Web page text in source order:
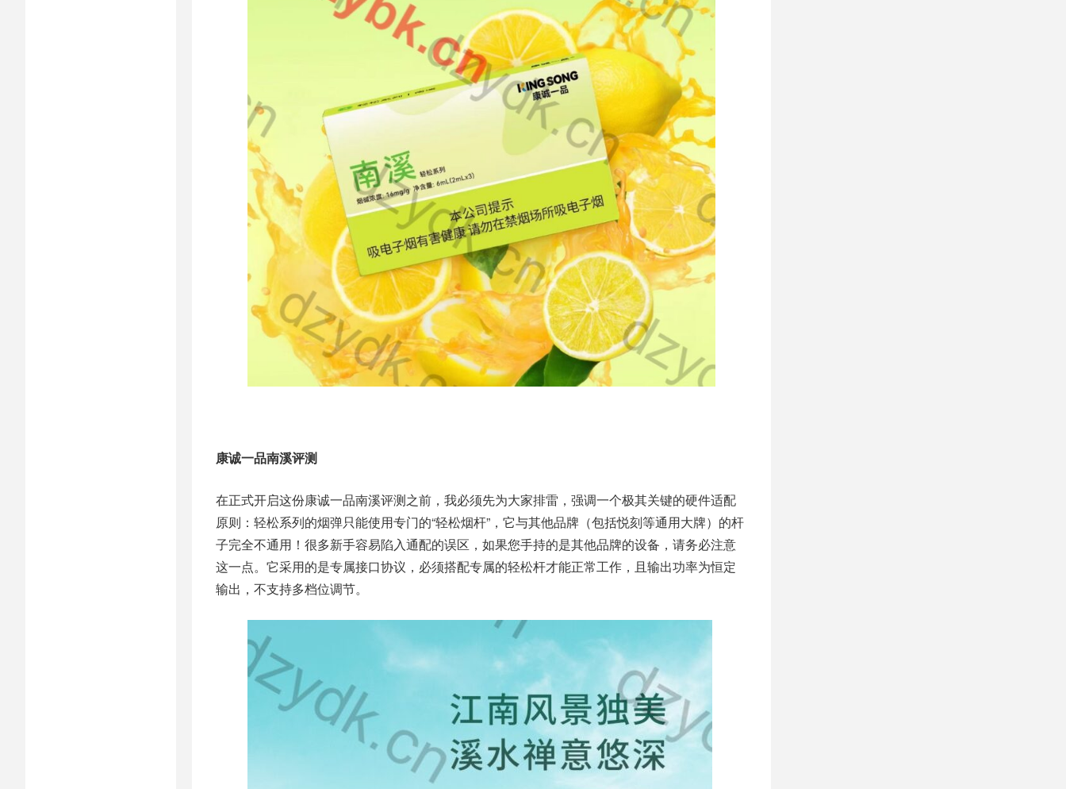
康诚一品南溪评测
在正式开启这份康诚一品南溪评测之前，我必须先为大家排雷，强调一个极其关键的硬件适配
原则：轻松系列的烟弹只能使用专门的“轻松烟杆”，它与其他品牌（包括悦刻等通用大牌）的杆
子完全不通用！很多新手容易陷入通配的误区，如果您手持的是其他品牌的设备，请务必注意
这一点。它采用的是专属接口协议，必须搭配专属的轻松杆才能正常工作，且输出功率为恒定
输出，不支持多档位调节。